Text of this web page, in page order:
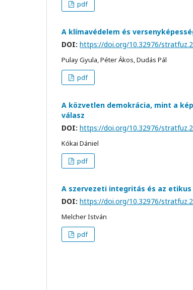
pdf
A klímavédelem és
DOI: https://doi.org/10.32976/
Pulay Gyula, Péter Ákos, Dudás Pál
pdf
A közvetlen demokrácia, mint a
válasz
DOI: https://doi.org/10.32976/
Kókai Dániel
pdf
A szervezeti integritás és az
DOI: https://doi.org/10.32976/
Melcher István
pdf